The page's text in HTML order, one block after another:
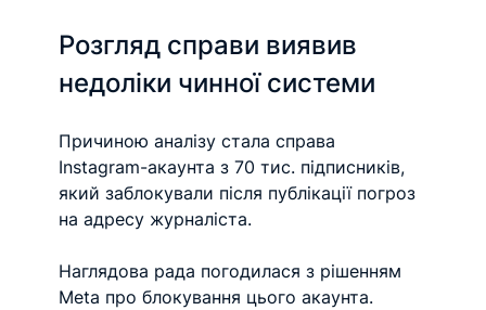
Розгляд справи виявив
недоліки чинної системи
Причиною аналізу стала справа
Instagram-акаунта з 70 тис. підписників,
який заблокували після публікації погроз
на адресу журналіста.
Наглядова рада погодилася з рішенням
Meta про блокування цього акаунта.